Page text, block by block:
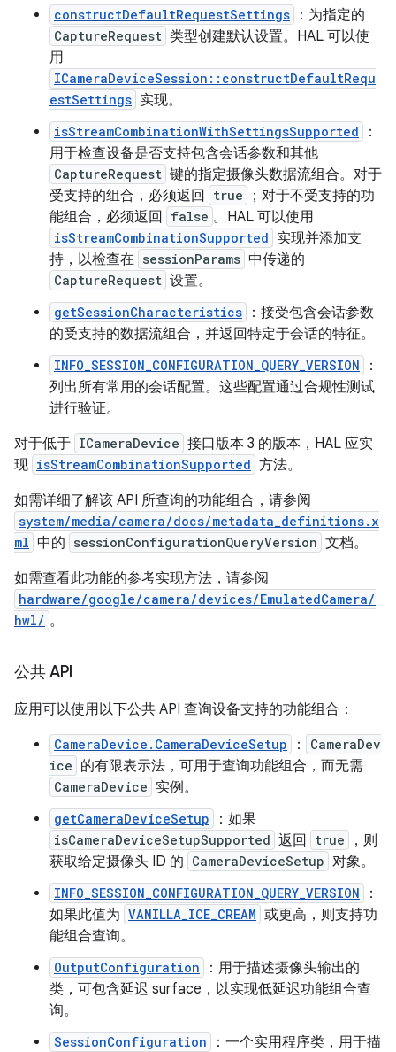
constructDefaultRequestSettings ：为指定的
CaptureRequest 类型创建默认设置。HAL 可以使
用
ICameraDeviceSession::constructDefaultRequ
estSettings 实现。
isStreamCombinationWithSettingsSupported
：
用于检查设备是否支持包含会话参数和其他
CaptureRequest 键的指定摄像头数据流组合。对于
受支持的组合，必须返回
true
；对于不受支持的功
能组合，必须返回
false 。HAL 可以使用
isStreamCombinationSupported 实现并添加支
持，以检查在 sessionParams 中传递的
CaptureRequest 设置。
getSessionCharacteristics
：接受包含会话参数
的受支持的数据流组合，并返回特定于会话的特征。
INFO_SESSION_CONFIGURATION_QUERY_VERSION
：
列出所有常用的会话配置。这些配置通过合规性测试
进行验证。
对于低于 ICameraDevice 接口版本 3 的版本，HAL 应实
现 isStreamCombinationSupported 方法。
如需详细了解该 API 所查询的功能组合，请参阅
system/media/camera/docs/metadata_definitions.x
ml 中的 sessionConfigurationQueryVersion 文档。
如需查看此功能的参考实现方法，请参阅
hardware/google/camera/devices/EmulatedCamera/
hwl/ 。
公共 API
应用可以使用以下公共 API 查询设备支持的功能组合：
CameraDevice.CameraDeviceSetup ：
CameraDev
ice 的有限表示法，可用于查询功能组合，而无需
CameraDevice 实例。
getCameraDeviceSetup ：如果
isCameraDeviceSetupSupported 返回 true
，则
获取给定摄像头 ID 的 CameraDeviceSetup 对象。
INFO_SESSION_CONFIGURATION_QUERY_VERSION
：
如果此值为 VANILLA_ICE_CREAM 或更高，则支持功
能组合查询。
OutputConfiguration
：用于描述摄像头输出的
类，可包含延迟 surface，以实现低延迟功能组合查
询。
SessionConfiguration
：一个实用程序类，用于描